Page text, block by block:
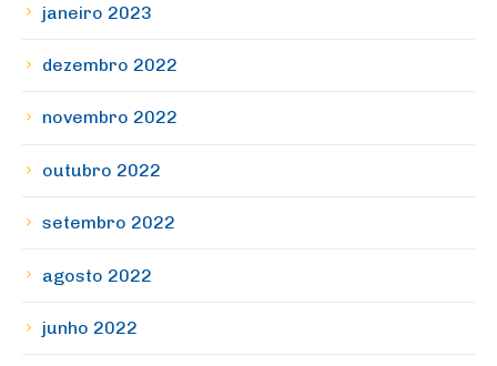
janeiro 2023
dezembro 2022
novembro 2022
outubro 2022
setembro 2022
agosto 2022
junho 2022